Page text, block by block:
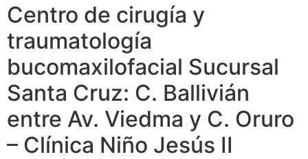
Centro de cirugía y
traumatología
bucomaxilofacial Sucursal
Santa Cruz: C. Ballivián
entre Av. Viedma y C. Oruro
– Clínica Niño Jesús II